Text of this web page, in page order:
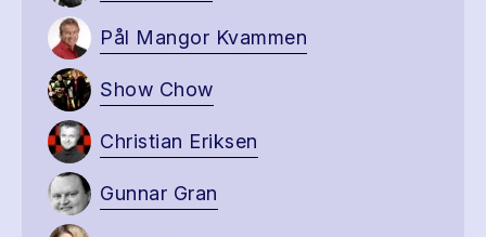
Pål Mangor Kvammen
Show Chow
Christian Eriksen
Gunnar Gran